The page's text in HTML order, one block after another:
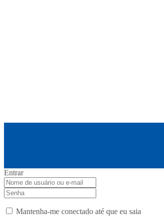
Entrar
Mantenha-me conectado até que eu saia